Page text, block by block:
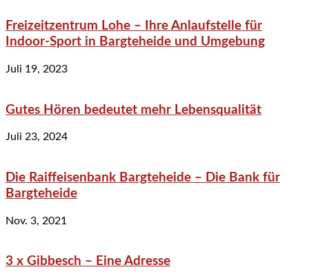
Freizeitzentrum Lohe – Ihre Anlaufstelle für
Indoor-Sport in Bargteheide und Umgebung
Juli 19, 2023
Gutes Hören bedeutet mehr Lebensqualität
Juli 23, 2024
Die Raiffeisenbank Bargteheide – Die Bank für
Bargteheide
Nov. 3, 2021
3 x Gibbesch – Eine Adresse